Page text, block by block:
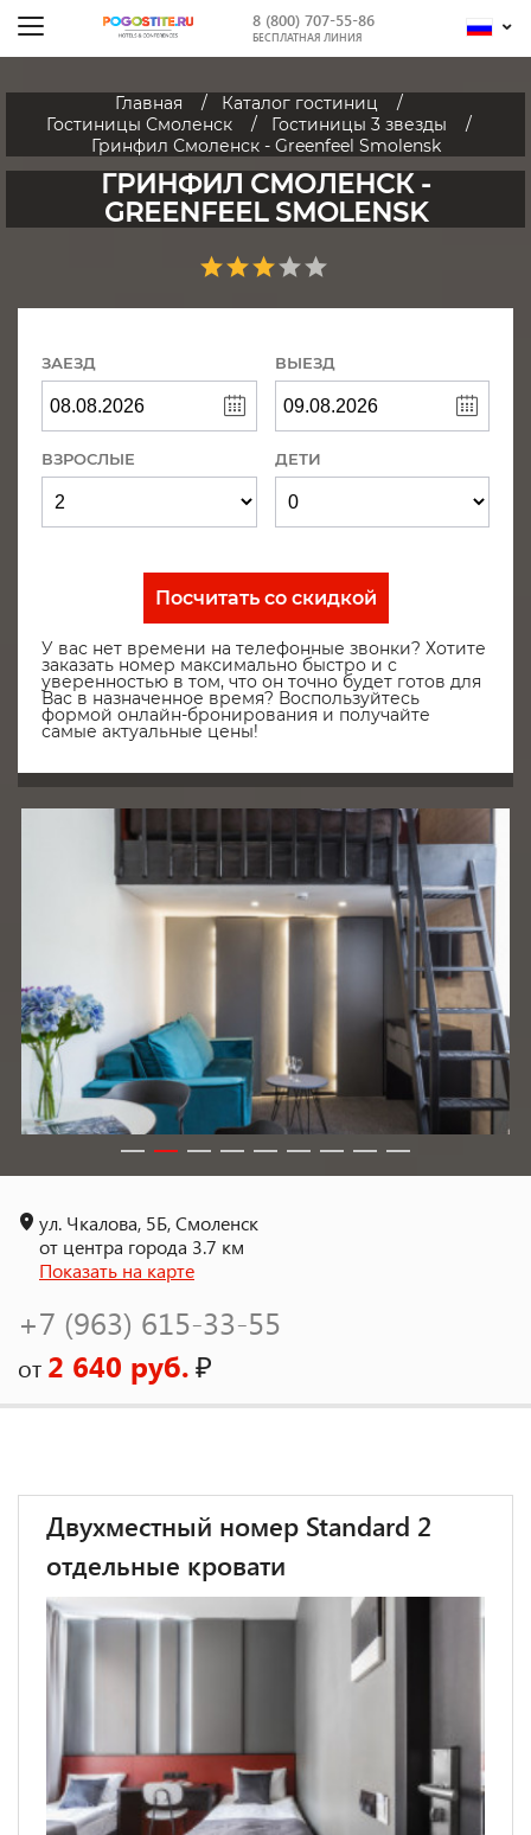
8 (800) 707-55-86
БЕСПЛАТНАЯ ЛИНИЯ
Главная
Каталог гостиниц
Гостиницы Смоленск
Гостиницы 3 звезды
Гринфил Смоленск - Greenfeel Smolensk
ГРИНФИЛ СМОЛЕНСК -
GREENFEEL SMOLENSK
ЗАЕЗД ВЫЕЗД
ВЗРОСЛЫЕ ДЕТИ
Посчитать со скидкой
У вас нет времени на телефонные звонки? Хотите
заказать номер максимально быстро и с
уверенностью в том, что он точно будет готов для
Вас в назначенное время? Воспользуйтесь
формой онлайн-бронирования и получайте
самые актуальные цены!
ул. Чкалова, 5Б, Смоленск
от центра города 3.7 км
Показать на карте
+7 (963) 615-33-55
от 2 640 руб.₽
Двухместный номер Standard 2
отдельные кровати